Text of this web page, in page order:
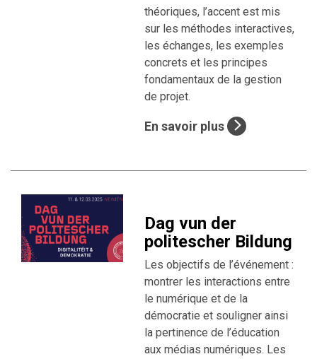
théoriques, l’accent est mis
sur les méthodes interactives,
les échanges, les exemples
concrets et les principes
fondamentaux de la gestion
de projet.
En savoir plus
Dag vun der
politescher Bildung
Les objectifs de l’événement :
montrer les interactions entre
le numérique et de la
démocratie et souligner ainsi
la pertinence de l’éducation
aux médias numériques. Les